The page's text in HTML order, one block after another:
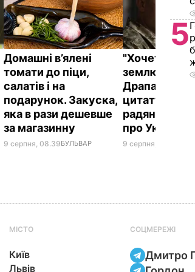
Домашні в’ялені
томати до піци,
салатів і на
подарунок. Закуска,
яка в рази дешевше
за магазинну
9 серпня, 08.39БУЛЬВАР
"Хочеться
землю
Драпатий
цитату із
радянського
про Україну
9 серпня, 08.08
5
МІСТО
Київ
Львів
СОЦМЕРЕЖІ
Дмитро